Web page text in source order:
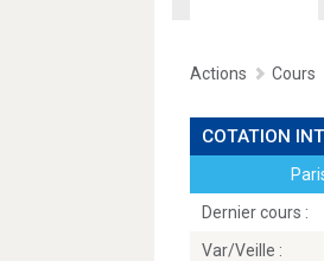
Actions Cours
COTATION
Dernier cours :
Var/Veille :